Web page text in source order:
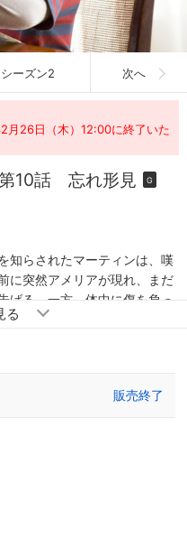
ーズン2 次へ
月26日（木）12:00に終了いた
10話 忘れ形見 G
知らされたマーティンは、嘆
に突然アメリアが現れ、まだ
げる。一方、体中に傷を負っ
を突き止めとめていた。マー
切り、アメリアと落ち合っ
。
販売終了